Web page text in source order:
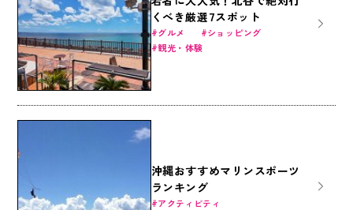
くべき厳選7スポット
グルメ
ショッピング
観光・体験
沖縄おすすめマリンスポーツ
ランキング
アクティビティ